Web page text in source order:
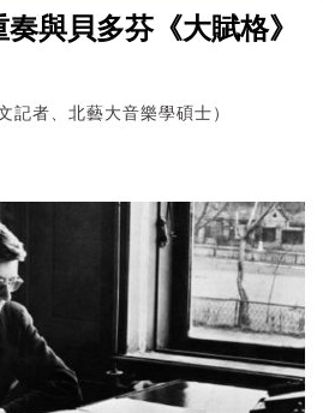
與貝多芬《大賦格》
記者、北藝大音樂學碩士）